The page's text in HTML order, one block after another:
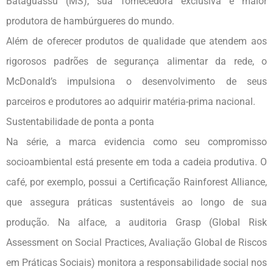
produtora de hambúrgueres do mundo.
Além de oferecer produtos de qualidade que atendem aos
rigorosos padrões de segurança alimentar da rede, o
McDonald’s impulsiona o desenvolvimento de seus
parceiros e produtores ao adquirir matéria-prima nacional.
Sustentabilidade de ponta a ponta
Na série, a marca evidencia como seu compromisso
socioambiental está presente em toda a cadeia produtiva. O
café, por exemplo, possui a Certificação Rainforest Alliance,
que assegura práticas sustentáveis ao longo de sua
produção. Na alface, a auditoria Grasp (Global Risk
Assessment on Social Practices, Avaliação Global de Riscos
em Práticas Sociais) monitora a responsabilidade social nos